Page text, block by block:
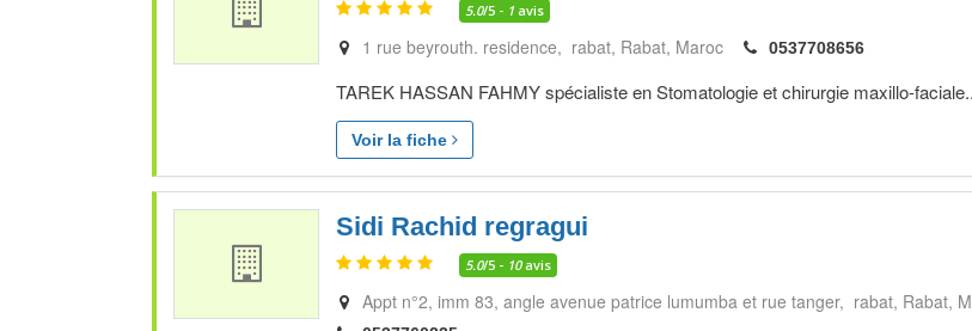
5.0/5 - 1 avis
1 rue beyrouth. residence, rabat Rabat Maroc 0537708656
TAREK HASSAN FAHMY spécialiste en Stomatologie et chirurgie maxillo-
Voir la fiche
Sidi Rachid regragui
5.0/5 - 10avis
Appt n°2, imm 83, angle avenue patrice lumumba et rue tanger, rabat Rabat